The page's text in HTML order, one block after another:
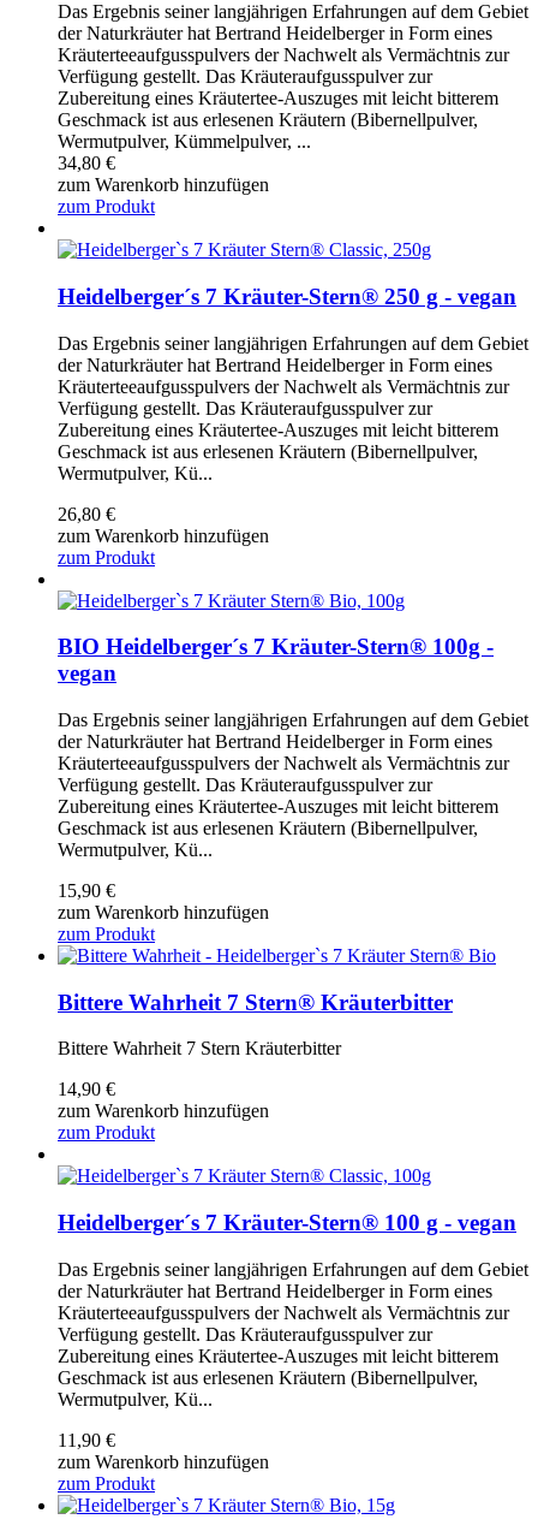
Das Ergebnis seiner langjährigen Erfahrungen auf dem Gebiet
der Naturkräuter hat Bertrand Heidelberger in Form eines
Kräuterteeaufgusspulvers der Nachwelt als Vermächtnis zur
Verfügung gestellt. Das Kräuteraufgusspulver zur
Zubereitung eines Kräutertee-Auszuges mit leicht bitterem
Geschmack ist aus erlesenen Kräutern (Bibernellpulver,
Wermutpulver, Kümmelpulver, ...
34,80 €
zum Warenkorb hinzufügen
zum Produkt
Heidelberger´s 7 Kräuter-Stern® 250 g - vegan
Das Ergebnis seiner langjährigen Erfahrungen auf dem Gebiet
der Naturkräuter hat Bertrand Heidelberger in Form eines
Kräuterteeaufgusspulvers der Nachwelt als Vermächtnis zur
Verfügung gestellt. Das Kräuteraufgusspulver zur
Zubereitung eines Kräutertee-Auszuges mit leicht bitterem
Geschmack ist aus erlesenen Kräutern (Bibernellpulver,
Wermutpulver, Kü...
26,80 €
zum Warenkorb hinzufügen
zum Produkt
BIO Heidelberger´s 7 Kräuter-Stern® 100g -
vegan
Das Ergebnis seiner langjährigen Erfahrungen auf dem Gebiet
der Naturkräuter hat Bertrand Heidelberger in Form eines
Kräuterteeaufgusspulvers der Nachwelt als Vermächtnis zur
Verfügung gestellt. Das Kräuteraufgusspulver zur
Zubereitung eines Kräutertee-Auszuges mit leicht bitterem
Geschmack ist aus erlesenen Kräutern (Bibernellpulver,
Wermutpulver, Kü...
15,90 €
zum Warenkorb hinzufügen
zum Produkt
Bittere Wahrheit 7 Stern® Kräuterbitter
Bittere Wahrheit 7 Stern Kräuterbitter
14,90 €
zum Warenkorb hinzufügen
zum Produkt
Heidelberger´s 7 Kräuter-Stern® 100 g - vegan
Das Ergebnis seiner langjährigen Erfahrungen auf dem Gebiet
der Naturkräuter hat Bertrand Heidelberger in Form eines
Kräuterteeaufgusspulvers der Nachwelt als Vermächtnis zur
Verfügung gestellt. Das Kräuteraufgusspulver zur
Zubereitung eines Kräutertee-Auszuges mit leicht bitterem
Geschmack ist aus erlesenen Kräutern (Bibernellpulver,
Wermutpulver, Kü...
11,90 €
zum Warenkorb hinzufügen
zum Produkt